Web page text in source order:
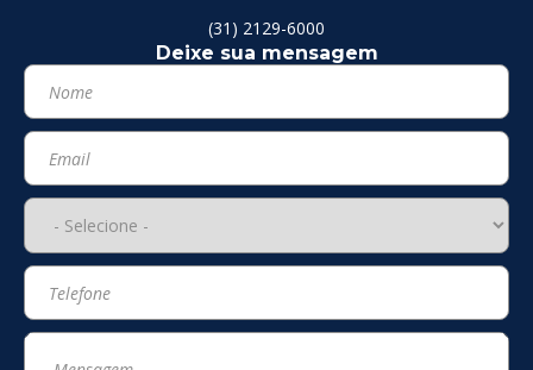
(31) 2129-6000
Deixe sua mensagem